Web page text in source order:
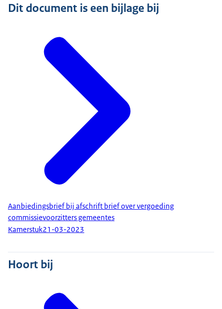
Dit document is een bijlage bij
Aanbiedingsbrief bij afschrift brief over vergoeding
commissievoorzitters gemeentes
Kamerstuk21-03-2023
Hoort bij